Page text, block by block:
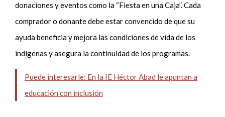
donaciones y eventos como la “Fiesta en una Caja”. Cada
comprador o donante debe estar convencido de que su
ayuda beneficia y mejora las condiciones de vida de los
indígenas y asegura la continuidad de los programas.
Puede interesarle: En la IE Héctor Abad le apuntan a
educación con inclusión